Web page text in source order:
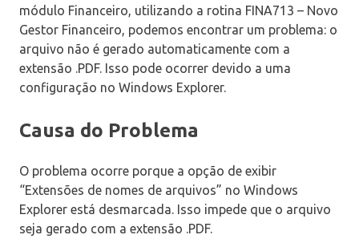
módulo Financeiro, utilizando a rotina FINA713 – Novo
Gestor Financeiro, podemos encontrar um problema: o
arquivo não é gerado automaticamente com a
extensão .PDF. Isso pode ocorrer devido a uma
configuração no Windows Explorer.
Causa do Problema
O problema ocorre porque a opção de exibir
“Extensões de nomes de arquivos” no Windows
Explorer está desmarcada. Isso impede que o arquivo
seja gerado com a extensão .PDF.